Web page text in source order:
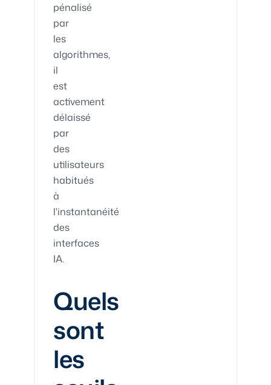
pénalisé
par
les
algorithmes,
il
est
activement
délaissé
par
des
utilisateurs
habitués
à
l'instantanéité
des
interfaces
IA.
Quels
sont
les